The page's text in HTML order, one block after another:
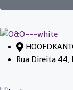
Rua Direita 44,